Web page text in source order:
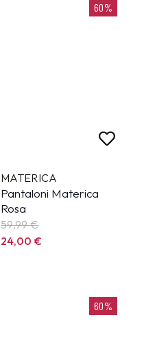
60%
MATERICA
Pantaloni Materica
Rosa
59,99€
24,00€
60%